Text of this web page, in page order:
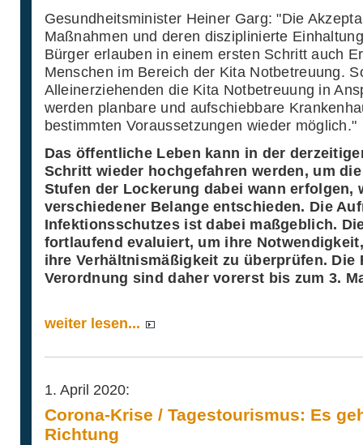
Gesundheitsminister Heiner Garg: "Die
Maßnahmen und deren disziplinierte
Bürger erlauben in einem ersten Schritt auch
Menschen im Bereich der Kita Notbetreuung.
Alleinerziehenden die Kita Notbetreuung in
werden planbare und aufschiebbare
bestimmten Voraussetzungen wieder möglich."
Das öffentliche Leben kann in der
Schritt wieder hochgefahren werden, um
Stufen der Lockerung dabei wann erfolgen,
verschiedener Belange entschieden. Die
Infektionsschutzes ist dabei maßgeblich.
fortlaufend evaluiert, um ihre
ihre Verhältnismäßigkeit zu überprüfen. Die
Verordnung sind daher vorerst bis zum 3.
weiter lesen...
1. April 2020:
Corona-Krise / Tagestourismus: Es
Richtung